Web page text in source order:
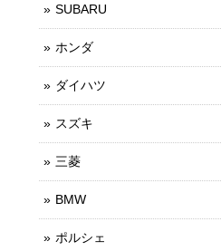
SUBARU
ホンダ
ダイハツ
スズキ
三菱
BMW
ポルシェ